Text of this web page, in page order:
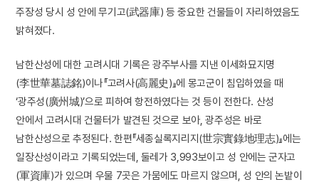
주장성 당시 성 안에 무기고(武器庫) 등 중요한 건물들이 자리하였음도
밝혀졌다.
남한산성에 대한 고려시대 기록은 광주부사를 지낸 이세화묘지명
(李世華墓誌銘)이나『고려사(高麗史)』에 몽고군이 침입하였을 때
‘광주성(廣州城)’으로 피하여 항전하였다는 것 등이 전한다. 산성
안에서 고려시대 건물터가 발견된 것으로 보아, 광주성은 바로
남한산성으로 추정된다. 한편『세종실록지리지(世宗實錄地理志)』에는
일장산성이라고 기록되었는데, 둘레가 3,993보이고 성 안에는 군자고
(軍資庫)가 있으며 우물 7곳은 가뭄에도 마르지 않으며, 성 안의 논밭이